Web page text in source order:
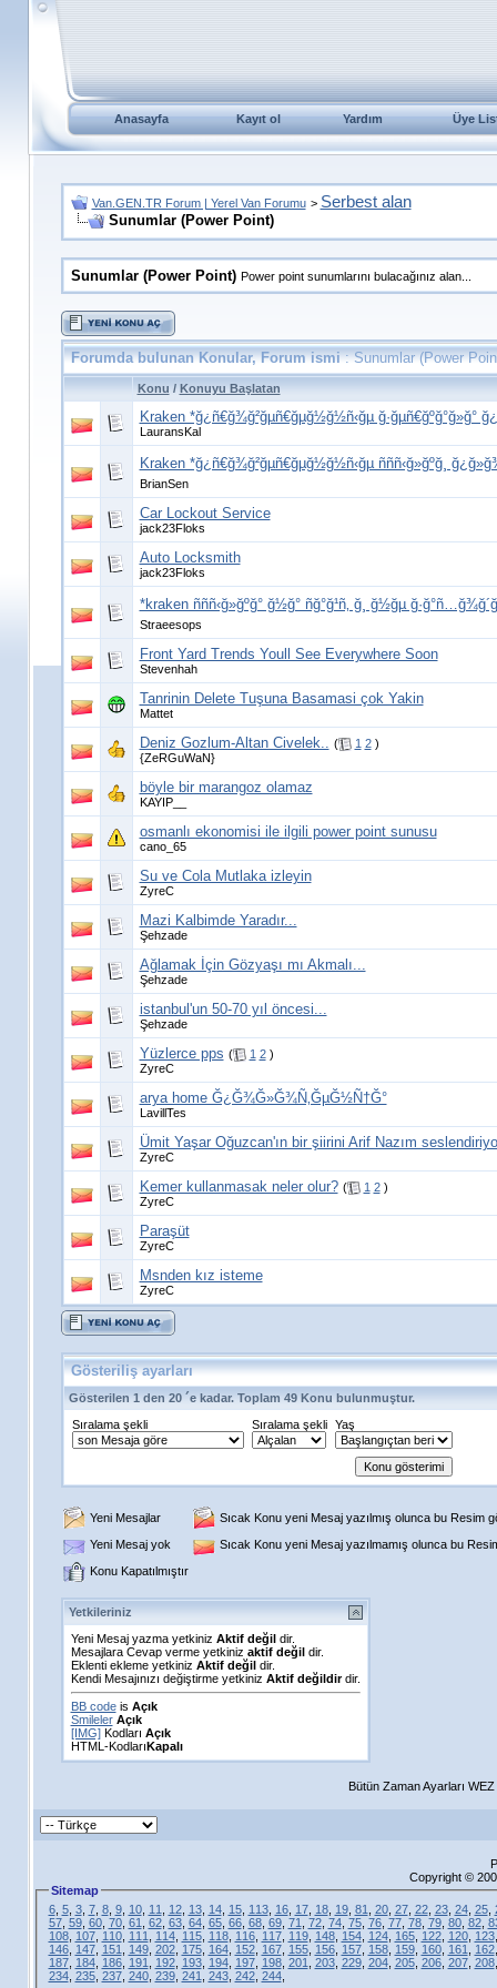
Anasayfa Kayıt ol Yardım Üye
Van.GEN.TR Forum | Yerel Van Forumu > Serbest alan
Sunumlar (Power Point)
Sunumlar (Power Point) Power point sunumlarını bulacağınız alan...
Forumda bulunan Konular, Forum ismi: Sunumlar (Power
Konu / Konuyu Başlatan
Kraken *ğ¿ñ€ğ¾ğ²ğµñ€ğµğ½ğ½ñ‹ğµ ğ·ğµñ€ğºğ°ğ»ğ°
LauransKal
Kraken *ğ¿ñ€ğ¾ğ²ğµñ€ğµğ½ğ½ñ‹ğµ ñññ‹ğ»ğºğ¸
BrianSen
Car Lockout Service
jack23Floks
Auto Locksmith
jack23Floks
*kraken ñññ‹ğ»ğºğ° ğ½ğ° ñğ°ğ¹ñ‚ ğ¸ ğ½ğµ
Straeesops
Front Yard Trends Youll See Everywhere Soon
Stevenhah
Tanrinin Delete Tuşuna Basamasi çok Yakin
Mattet
Deniz Gozlum-Altan Civelek.. ( 1 2 )
{ZeRGuWaN}
böyle bir marangoz olamaz
KAYIP__
osmanlı ekonomisi ile ilgili power point sunusu
cano_65
Su ve Cola Mutlaka izleyin
ZyreC
Mazi Kalbimde Yaradır...
Şehzade
Ağlamak İçin Gözyaşı mı Akmalı...
Şehzade
istanbul'un 50-70 yıl öncesi...
Şehzade
Yüzlerce pps ( 1 2 )
ZyreC
arya home Ğ¿Ğ¾Ğ»Ğ¾Ñ‚ĞµĞ½Ñ†Ğ°
LavillTes
Ümit Yaşar Oğuzcan'ın bir şiirini Arif Nazım
ZyreC
Kemer kullanmasak neler olur? ( 1 2 )
ZyreC
Paraşüt
ZyreC
Msnden kız isteme
ZyreC
Gösteriliş ayarları
Gösterilen 1 den 20 ´e kadar. Toplam 49 Konu bulunmuştur.
Sıralama şekli
Sıralama şekli Yaş
Yeni Mesajlar
Sıcak Konu yeni Mesaj yazılmış olunca bu Resim
Yeni Mesaj yok
Sıcak Konu yeni Mesaj yazılmamış olunca bu
Konu Kapatılmıştır
Yetkileriniz
Yeni Mesaj yazma yetkiniz Aktif değildir.
Mesajlara Cevap verme yetkiniz aktif değildir.
Eklenti ekleme yetkiniz Aktif değildir.
Kendi Mesajınızı değiştirme yetkiniz Aktif değildirdir.
BB codeis Açık
Smileler Açık
[IMG]Kodları Açık
HTML-KodlarıKapalı
Bütün Zaman Ayarları
Copyright ©
Sitemap
6, 5, 3, 7, 8, 9, 10, 11 12, 13, 14, 15, 113, 16, 17, 18, 19, 81 20, 27, 22, 23, 24, 25,
57, 59, 60, 70, 61 62, 63, 64, 65, 66, 68, 69, 71 72, 74, 75, 76, 77, 78, 79, 80, 82,
108, 107, 110, 111 114, 115, 118, 116, 117, 119, 148, 154, 124, 165, 122, 120, 123
146, 147, 151 149, 202, 175, 164, 152, 167, 155, 156, 157, 158, 159, 160, 161 162
187, 184, 186, 191 192, 193, 194, 197, 198, 201 203, 229, 204, 205, 206, 207, 208
234, 235, 237, 240, 239, 241 243, 242, 244,